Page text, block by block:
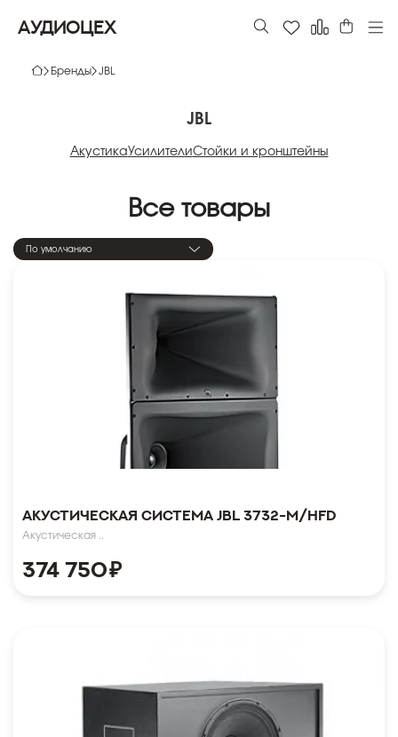
АУДИОЦЕХ
Бренды JBL
JBL
АкустикаУсилителиСтойки и кронштейны
Все товары
По умолчанию
Акустическая система JBL 3732-M/HFD
Акустическая ..
374 750₽